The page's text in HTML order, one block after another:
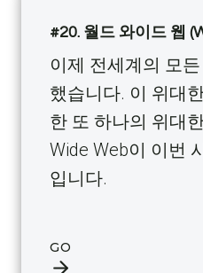
#20. 월드 와이드 웹
이제 전세계의 모
했습니다. 이 위대
한 또 하나의 위대
Wide Web이 이번
입니다.
GO